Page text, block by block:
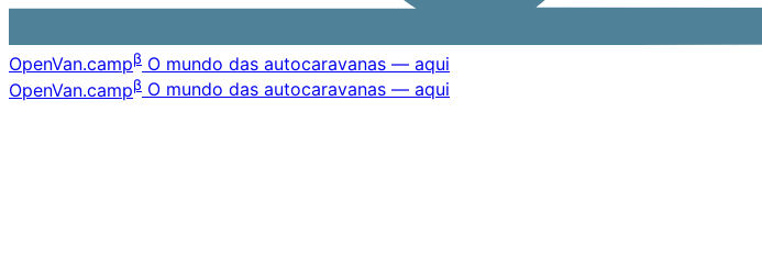
OpenVan.campβ O mundo das autocaravanas — aqui
OpenVan.campβ O mundo das autocaravanas — aqui